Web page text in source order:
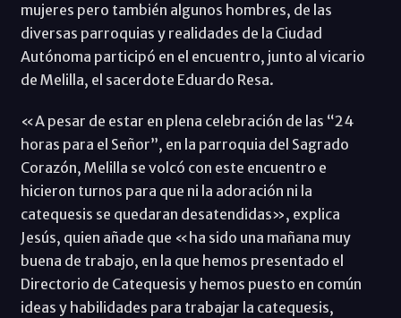
mujeres pero también algunos hombres, de las
diversas parroquias y realidades de la Ciudad
Autónoma participó en el encuentro, junto al vicario
de Melilla, el sacerdote Eduardo Resa.
«A pesar de estar en plena celebración de las “24
horas para el Señor”, en la parroquia del Sagrado
Corazón, Melilla se volcó con este encuentro e
hicieron turnos para que ni la adoración ni la
catequesis se quedaran desatendidas», explica
Jesús, quien añade que «ha sido una mañana muy
buena de trabajo, en la que hemos presentado el
Directorio de Catequesis y hemos puesto en común
ideas y habilidades para trabajar la catequesis,